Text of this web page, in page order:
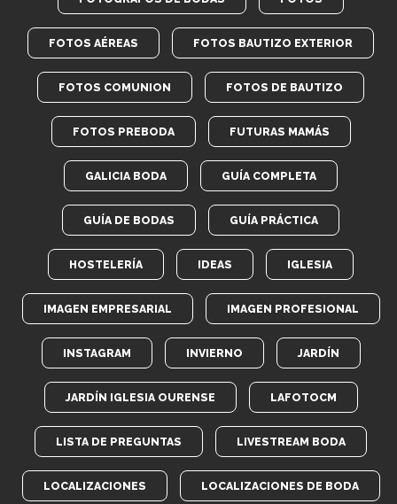
FOTOS AÉREAS FOTOS BAUTIZO EXTERIOR
FOTOS COMUNION FOTOS DE BAUTIZO
FOTOS PREBODA FUTURAS MAMÁS
GALICIA BODA GUÍA COMPLETA
GUÍA DE BODAS GUÍA PRÁCTICA
HOSTELERÍA IDEAS IGLESIA
IMAGEN EMPRESARIAL IMAGEN PROFESIONAL
INSTAGRAM INVIERNO JARDÍN
JARDÍN IGLESIA OURENSE LAFOTOCM
LISTA DE PREGUNTAS LIVESTREAM BODA
LOCALIZACIONES LOCALIZACIONES DE BODA